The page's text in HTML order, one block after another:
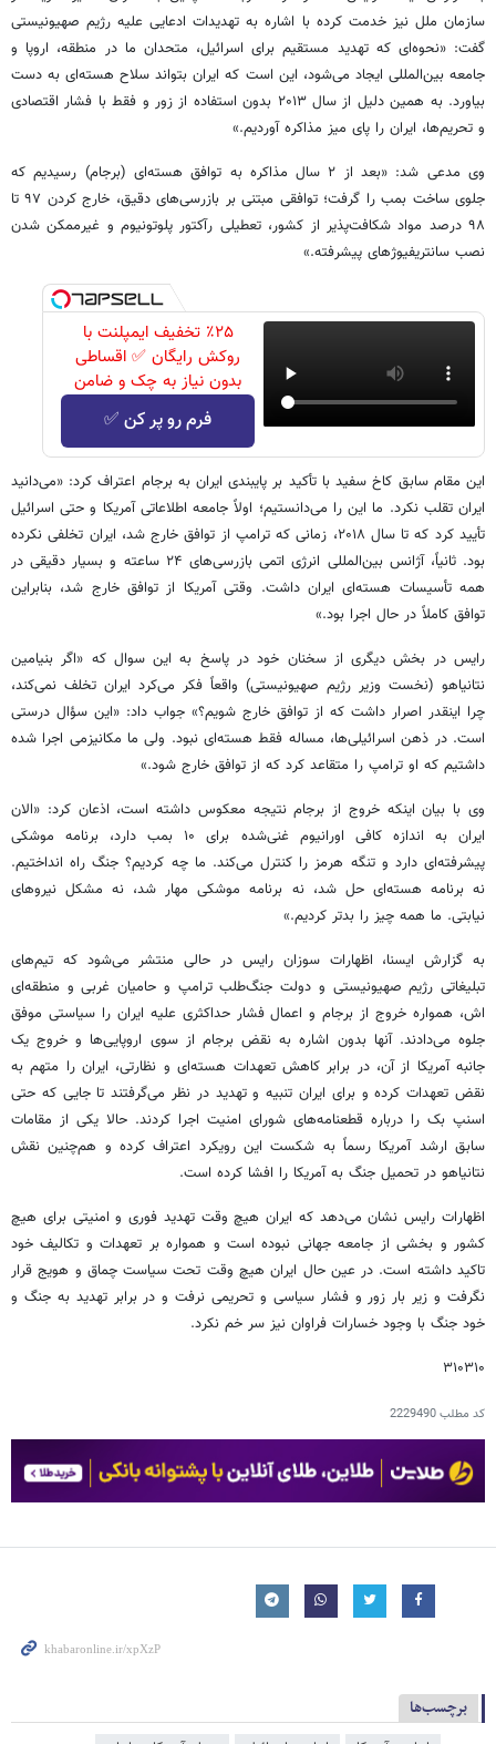
سازمان ملل نیز خدمت کرده با اشاره به تهدیدات ادعایی علیه رژیم صهیونیستی
گفت: «نحوه‌ای که تهدید مستقیم برای اسرائیل، متحدان ما در منطقه، اروپا و
جامعه بین‌المللی ایجاد می‌شود، این است که ایران بتواند سلاح هسته‌ای به دست
بیاورد. به همین دلیل از سال ۲۰۱۳ بدون استفاده از زور و فقط با فشار اقتصادی
و تحریم‌ها، ایران را پای میز مذاکره آوردیم.»
وی مدعی شد: «بعد از ۲ سال مذاکره به توافق هسته‌ای (برجام) رسیدیم که
جلوی ساخت بمب را گرفت؛ توافقی مبتنی بر بازرسی‌های دقیق، خارج کردن ۹۷ تا
۹۸ درصد مواد شکافت‌پذیر از کشور، تعطیلی رآکتور پلوتونیوم و غیرممکن شدن
نصب سانتریفیوژهای پیشرفته.»
٪۲۵ تخفیف ایمپلنت با
روکش رایگان ✅ اقساطی
بدون نیاز به چک و ضامن
فرم رو پر کن ✅
این مقام سابق کاخ سفید با تأکید بر پایبندی ایران به برجام اعتراف کرد: «می‌دانید
ایران تقلب نکرد. ما این را می‌دانستیم؛ اولاً جامعه اطلاعاتی آمریکا و حتی اسرائیل
تأیید کرد که تا سال ۲۰۱۸، زمانی که ترامپ از توافق خارج شد، ایران تخلفی نکرده
بود. ثانیاً، آژانس بین‌المللی انرژی اتمی بازرسی‌های ۲۴ ساعته و بسیار دقیقی در
همه تأسیسات هسته‌ای ایران داشت. وقتی آمریکا از توافق خارج شد، بنابراین
توافق کاملاً در حال اجرا بود.»
رایس در بخش دیگری از سخنان خود در پاسخ به این سوال که «اگر بنیامین
نتانیاهو (نخست وزیر رژیم صهیونیستی) واقعاً فکر می‌کرد ایران تخلف نمی‌کند،
چرا اینقدر اصرار داشت که از توافق خارج شویم؟» جواب داد: «این سؤال درستی
است. در ذهن اسرائیلی‌ها، مساله فقط هسته‌ای نبود. ولی ما مکانیزمی اجرا شده
داشتیم که او ترامپ را متقاعد کرد که از توافق خارج شود.»
وی با بیان اینکه خروج از برجام نتیجه معکوس داشته است، اذعان کرد: «الان
ایران به اندازه کافی اورانیوم غنی‌شده برای ۱۰ بمب دارد، برنامه موشکی
پیشرفته‌ای دارد و تنگه هرمز را کنترل می‌کند. ما چه کردیم؟ جنگ راه انداختیم.
نه برنامه هسته‌ای حل شد، نه برنامه موشکی مهار شد، نه مشکل نیروهای
نیابتی. ما همه چیز را بدتر کردیم.»
به گزارش ایسنا، اظهارات سوزان رایس در حالی منتشر می‌شود که تیم‌های
تبلیغاتی رژیم صهیونیستی و دولت‌ جنگ‌طلب ترامپ و حامیان غربی و منطقه‌ای
اش، همواره خروج از برجام و اعمال فشار حداکثری علیه ایران را سیاستی موفق
جلوه می‌دادند. آنها بدون اشاره به نقض برجام از سوی اروپایی‌ها و خروج یک
جانبه آمریکا از آن، در برابر کاهش تعهدات هسته‌ای و نظارتی، ایران را متهم به
نقض تعهدات کرده و برای ایران تنبیه و تهدید در نظر می‌گرفتند تا جایی که حتی
اسنپ بک را درباره قطعنامه‌های شورای امنیت اجرا کردند. حالا یکی از مقامات
سابق ارشد آمریکا رسماً به شکست این رویکرد اعتراف کرده و هم‌چنین نقش
نتانیاهو در تحمیل جنگ به آمریکا را افشا کرده است.
اظهارات رایس نشان می‌دهد که ایران هیچ وقت تهدید فوری و امنیتی برای هیچ
کشور و بخشی از جامعه جهانی نبوده است و همواره بر تعهدات و تکالیف خود
تاکید داشته است. در عین حال ایران هیچ وقت تحت سیاست چماق و هویج قرار
نگرفت و زیر بار زور و فشار سیاسی و تحریمی نرفت و در برابر تهدید به جنگ و
خود جنگ با وجود خسارات فراوان نیز سر خم نکرد.
۳۱۰۳۱۰
کد مطلب2229490
برچسب‌ها